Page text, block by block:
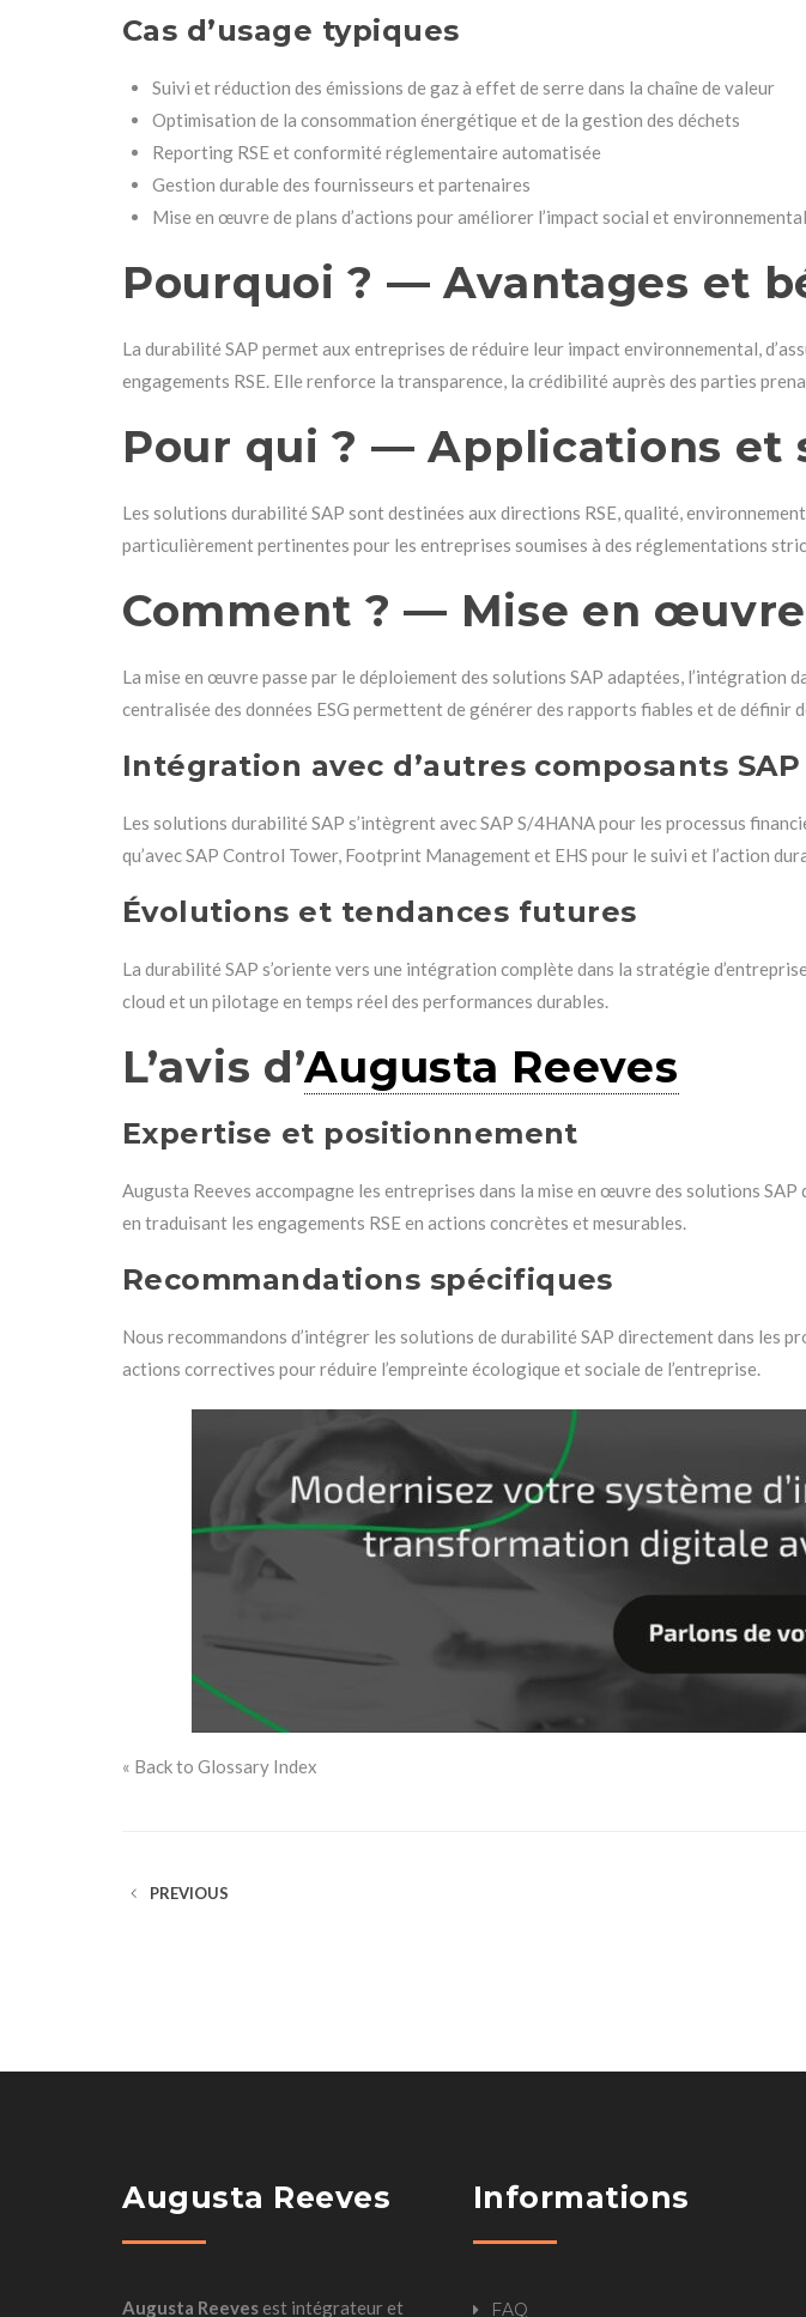
Cas d’usage typiques
Suivi et réduction des émissions de gaz à effet de serre dans la chaîne de valeur
Optimisation de la consommation énergétique et de la gestion des déchets
Reporting RSE et conformité réglementaire automatisée
Gestion durable des fournisseurs et partenaires
Mise en œuvre de plans d’actions pour améliorer l’impact social et
Pourquoi ? — Avantages et
La durabilité SAP permet aux entreprises de réduire leur impact environnemental,
engagements RSE. Elle renforce la transparence, la crédibilité auprès des parties
Pour qui ? — Applications et
Les solutions durabilité SAP sont destinées aux directions RSE, qualité,
particulièrement pertinentes pour les entreprises soumises à des réglementations
Comment ? — Mise en
La mise en œuvre passe par le déploiement des solutions SAP adaptées, l’intégration
centralisée des données ESG permettent de générer des rapports fiables et de définir
Intégration avec d’autres composants SAP
Les solutions durabilité SAP s’intègrent avec SAP S/4HANA pour les processus
qu’avec SAP Control Tower, Footprint Management et EHS pour le suivi et l’action
Évolutions et tendances futures
La durabilité SAP s’oriente vers une intégration complète dans la stratégie
cloud et un pilotage en temps réel des performances durables.
L’avis d’Augusta Reeves
Expertise et positionnement
Augusta Reeves accompagne les entreprises dans la mise en œuvre des solutions
en traduisant les engagements RSE en actions concrètes et mesurables.
Recommandations spécifiques
Nous recommandons d’intégrer les solutions de durabilité SAP directement dans les
actions correctives pour réduire l’empreinte écologique et sociale de l’entreprise.
« Back to Glossary Index
PREVIOUS
Augusta Reeves
Augusta Reeves est intégrateur et
Informations
FAQ